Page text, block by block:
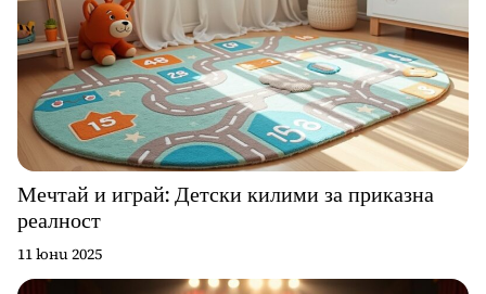
Мечтай и играй: Детски килими за приказна
реалност
11 юни 2025